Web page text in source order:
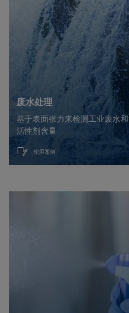
废水处理
基于表面张力来检测工业废水
活性剂含量
使用案例